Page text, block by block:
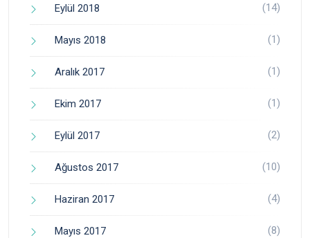
Eylül 2018 (14)
Mayıs 2018 (1)
Aralık 2017 (1)
Ekim 2017 (1)
Eylül 2017 (2)
Ağustos 2017 (10)
Haziran 2017 (4)
Mayıs 2017 (8)